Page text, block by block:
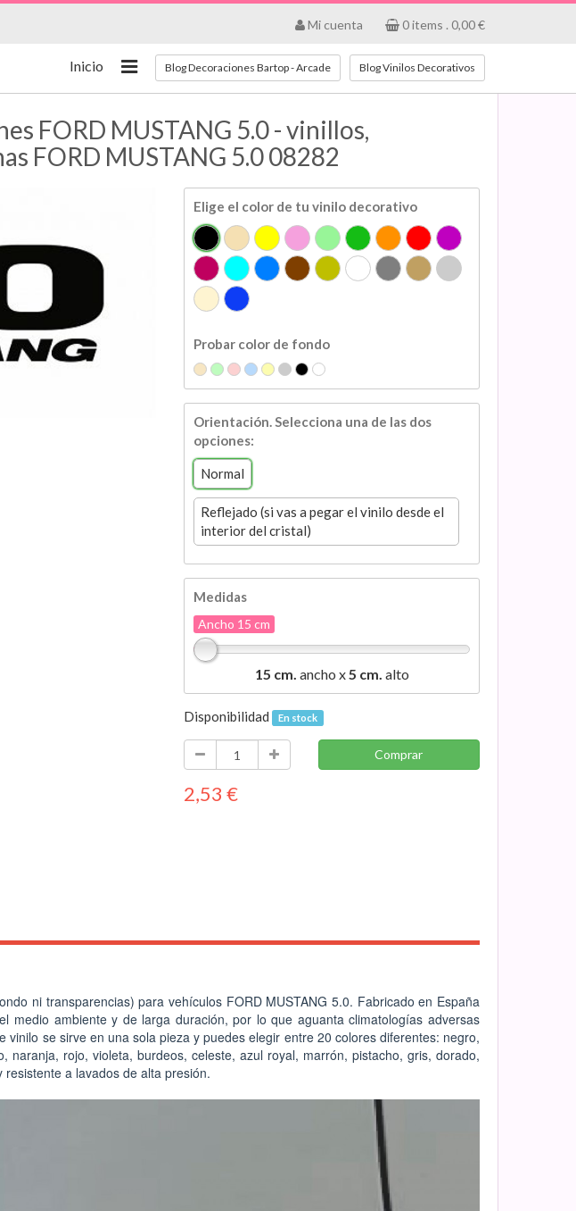
Mi cuenta 0items . 0,00€
Blog Vinilos Decorativos
Blog Decoraciones Bartop - Arcade
Inicio
FORD MUSTANG 5.0 - vinillos,
FORD MUSTANG 5.0 08282
Elige el color de tu vinilo decorativo
Probar color de fondo
Orientación. Selecciona una de las dos
opciones:
Normal
Reflejado (si vas a pegar el vinilo desde el
interior del cristal)
Medidas
Ancho 15 cm
15 cm. ancho x5 cm. alto
Disponibilidad En stock
Comprar
2,53 €
ni transparencias) para vehículos FORD MUSTANG 5.0. Fabricado en España
medio ambiente y de larga duración, por lo que aguanta climatologías adversas
vinilo se sirve en una sola pieza y puedes elegir entre 20 colores diferentes: negro,
naranja, rojo, violeta, burdeos, celeste, azul royal, marrón, pistacho, gris, dorado,
a lavados de alta presión.